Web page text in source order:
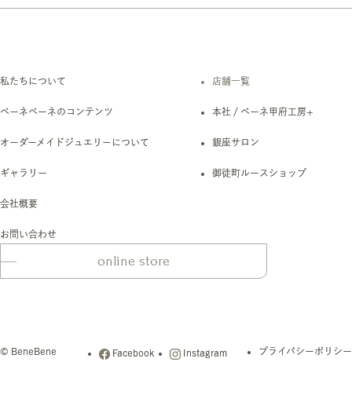
私たちについて
ベーネベーネのコンテンツ
オーダーメイドジュエリーについて
ギャラリー
会社概要
お問い合わせ
店舗一覧
本社 / ベーネ甲府工房+
銀座サロン
御徒町ルースショップ
online store
© BeneBene Facebook Instagram プライバシーポリシー